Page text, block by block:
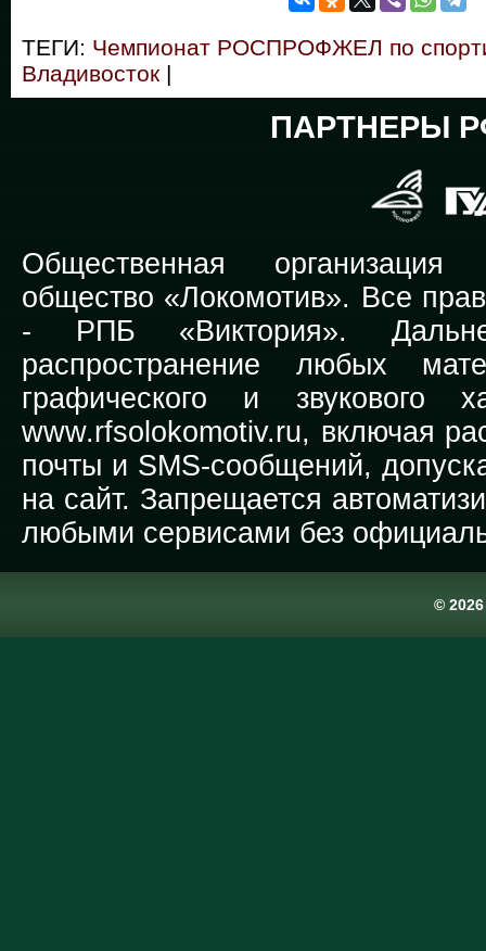
ТЕГИ: Чемпионат РОСПРОФЖЕЛ по
Владивосток |
ПАРТНЕРЫ
Общественная организация
общество «Локомотив». Все
- РПБ «Виктория».
распространение любых
графического и звукового
www.rfsolokomotiv.ru, включая
почты и SMS-сообщений,
на сайт. Запрещается
любыми сервисами без
©